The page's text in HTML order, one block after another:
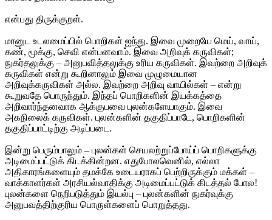
என்பது திருக்குறள்.
மானுட உடலமைப்பில் பொறிகள் ஐந்து. இவை முறையே மெய், வாய்,
கண், மூக்கு, செவி என்பனவாம். இவை அறிவுக் கருவிகள்;
நுகர்தலுக்கு – அனுபவித்தலுக்கு உரிய கருவிகள். இவற்றை அறிவுக்
கருவிகள் என்று கூறினாலும் இவை முழுமையான
அறிவுக்கருவிகள் அல்ல. இவற்றை அறிவு வாயில்கள் – என்று
கூறுவதே பொருந்தும். இந்தப் பொறிகளின் இயக்கத்தை
அறிவார்ந்தனவாக ஆக்குபவை புலன்களேயாகும். இவை
அகநிலைக் கருவிகள். புலன்களின் தகுதிப்பாடே, பொறிகளின்
தகுதிப்பாட்டிற்கு அடிப்படை.
இன்று பெரும்பாலும் – புலன்கள் செயலற்றுப்போய்ப் பொறிகளுக்கு
அடிமைப்பட்டுக் கிடக்கின்றன. எதுபோலவெனில், எல்லா
அதிகாரங்களையும் தமக்கே உடையராகப் பெற்றிருக்கும் மக்கள் –
வாக்காளர்கள் அரசியல்வாதிக்கு அடிமைப்பட்டுக் கிடத்தல் போல!
புலன்களை நெறிபடுத்தும் இயல்பு – புலன்களின் நுகர்வுக்கு
அனுபவத்திற்குரிய பொருள்களைப் பொறுத்தது.